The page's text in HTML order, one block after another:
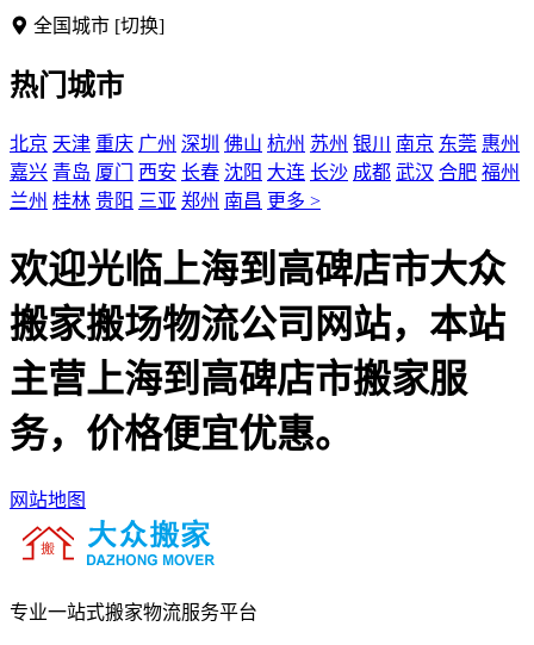
全国城市 [切换]
热门城市
北京 天津 重庆 广州 深圳 佛山 杭州 苏州 银川 南京 东莞 惠州
嘉兴 青岛 厦门 西安 长春 沈阳 大连 长沙 成都 武汉 合肥 福州
兰州 桂林 贵阳 三亚 郑州 南昌 更多 >
欢迎光临上海到高碑店市大众
搬家搬场物流公司网站，本站
主营上海到高碑店市搬家服
务，价格便宜优惠。
网站地图
专业一站式搬家物流服务平台